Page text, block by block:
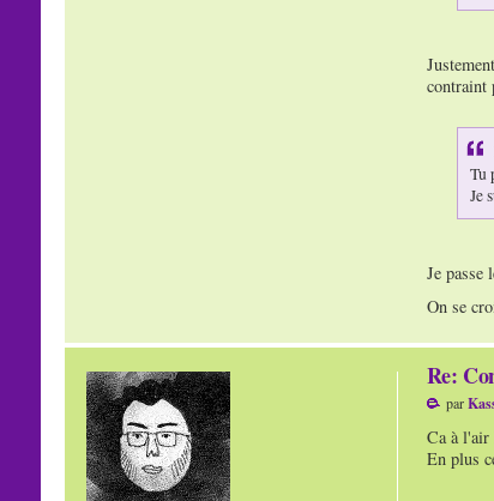
contraint
Tu
Je
Je
On se
Re:
par
Ca à l'air
En plus